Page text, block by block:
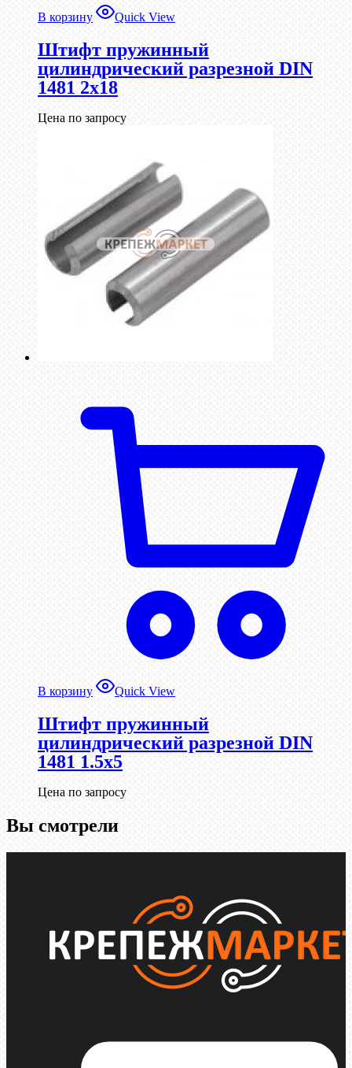
В корзину Quick View
Штифт пружинный
цилиндрический разрезной DIN
1481 2х18
Цена по запросу
В корзину Quick View
Штифт пружинный
цилиндрический разрезной DIN
1481 1.5х5
Цена по запросу
Вы смотрели